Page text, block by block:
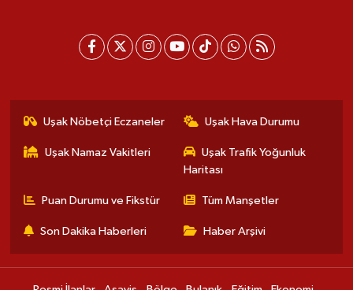
Uşak Nöbetçi Eczaneler Uşak Hava Durumu
Uşak Namaz Vakitleri
Uşak Trafik Yoğunluk
Haritası
Puan Durumu ve Fikstür Tüm Manşetler
Son Dakika Haberleri Haber Arşivi